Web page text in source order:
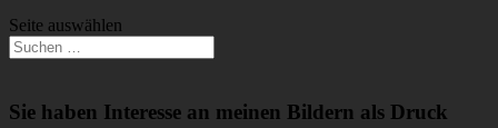
Seite auswählen
Sie haben Interesse an meinen Bildern als Druck